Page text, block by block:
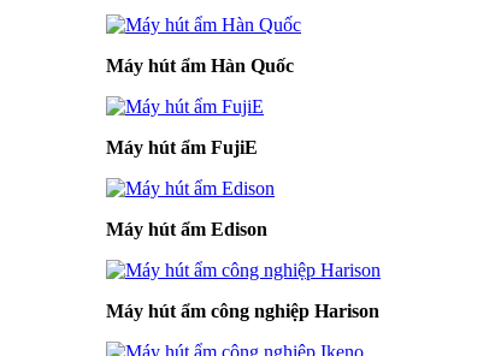
Máy hút ẩm Hàn Quốc
Máy hút ẩm FujiE
Máy hút ẩm Edison
Máy hút ẩm công nghiệp Harison